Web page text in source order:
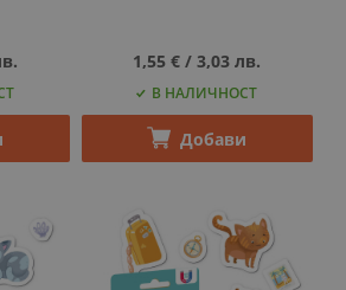
1,55 € ‎/‎ 3,03 лв.
В НАЛИЧНОСТ
Добави